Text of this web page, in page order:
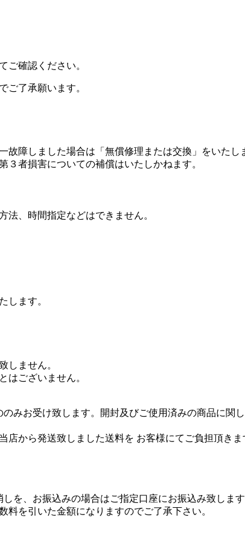
ご確認ください。
ご了承願います。
故障しました場合は「無償修理または交換」をいたし
３者損害についての補償はいたしかねます。
、時間指定などはできません。
します。
しません。
はございません。
みお受け致します。開封及びご使用済みの商品に関
店から発送致しました送料を お客様にてご負担頂きま
を、お振込みの場合はご指定口座にお振込み致しま
を引いた金額になりますのでご了承下さい。